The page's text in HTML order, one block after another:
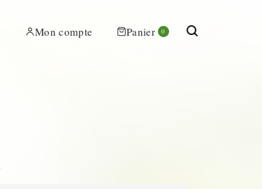
Mon compte Panier 0